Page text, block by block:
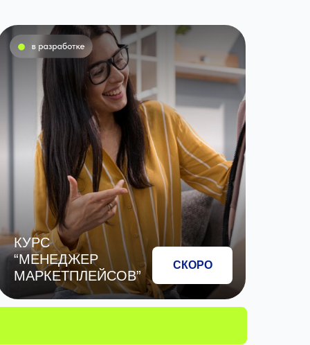
КУРС
“МЕНЕДЖЕР
МАРКЕТПЛЕЙСОВ”
СКОРО